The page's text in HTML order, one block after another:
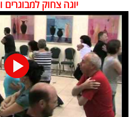
יוגה צחוק למבוגרים